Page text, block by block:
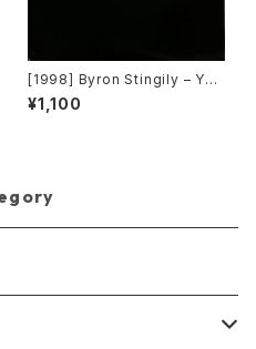
[1998] Byron Stingily – You
Make Me Feel (Mighty Rea
l) [Nervous Records]
¥1,100